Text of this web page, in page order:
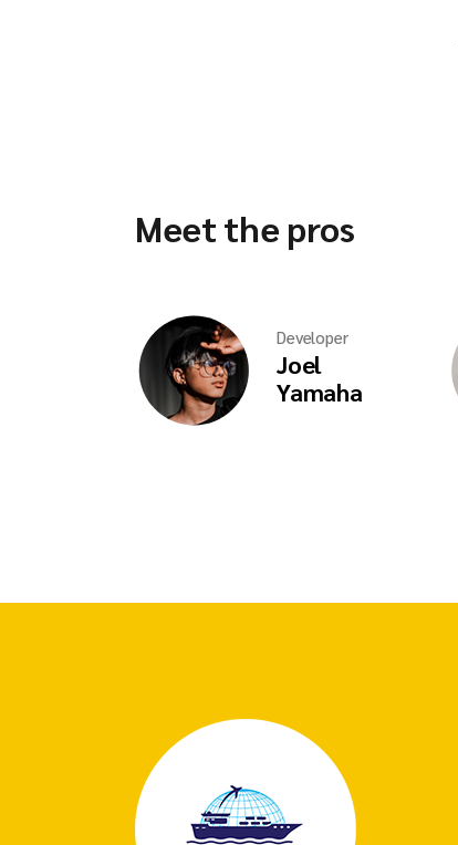
Meet the pros
Developer
Joel
Yamaha